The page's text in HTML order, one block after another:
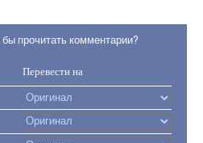
прочитать комментарии?
Перевести на